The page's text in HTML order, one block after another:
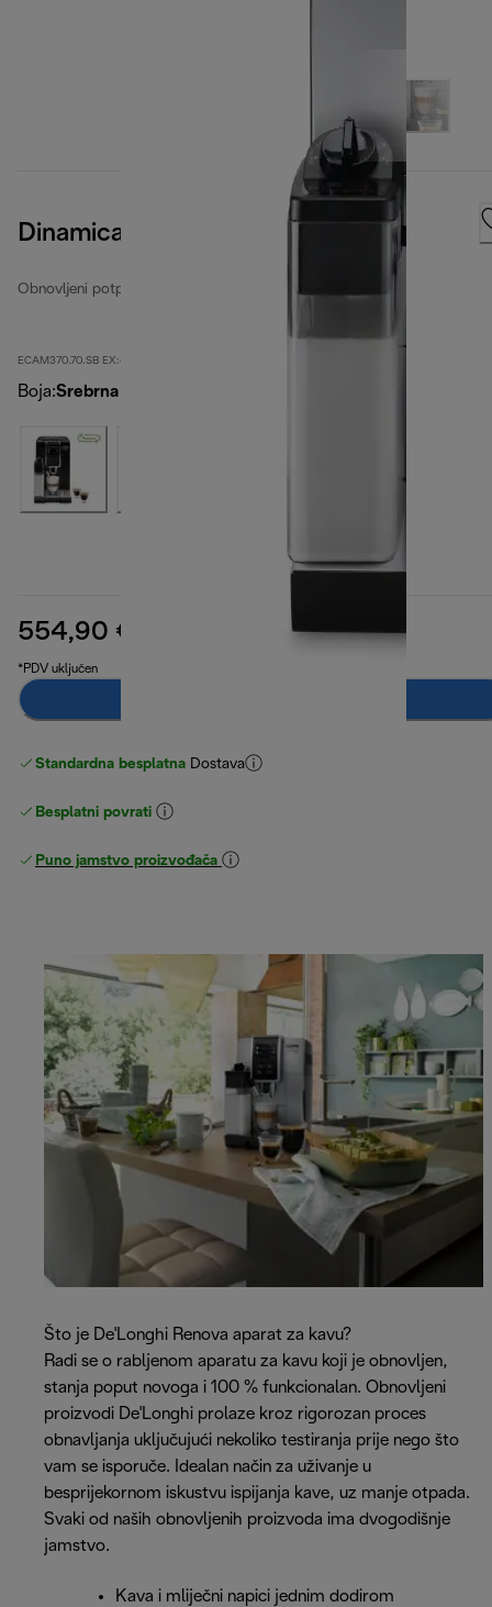
Dinamica Plus
Obnovljeni potpuno automatski aparati za kavu
ECAM370.70.SB EX:4-second
Boja:Srebrna
554,90 € izvorna cijena 879,90 €
*PDV uključen
Standardna besplatna Dostava
Besplatni povrati
Puno jamstvo proizvođača
Što je De'Longhi Renova aparat za kavu?
Radi se o rabljenom aparatu za kavu koji je obnovljen,
stanja poput novoga i 100 % funkcionalan. Obnovljeni
proizvodi De'Longhi prolaze kroz rigorozan proces
obnavljanja uključujući nekoliko testiranja prije nego što
vam se isporuče. Idealan način za uživanje u
besprijekornom iskustvu ispijanja kave, uz manje otpada.
Svaki od naših obnovljenih proizvoda ima dvogodišnje
jamstvo.
Kava i mliječni napici jednim dodirom